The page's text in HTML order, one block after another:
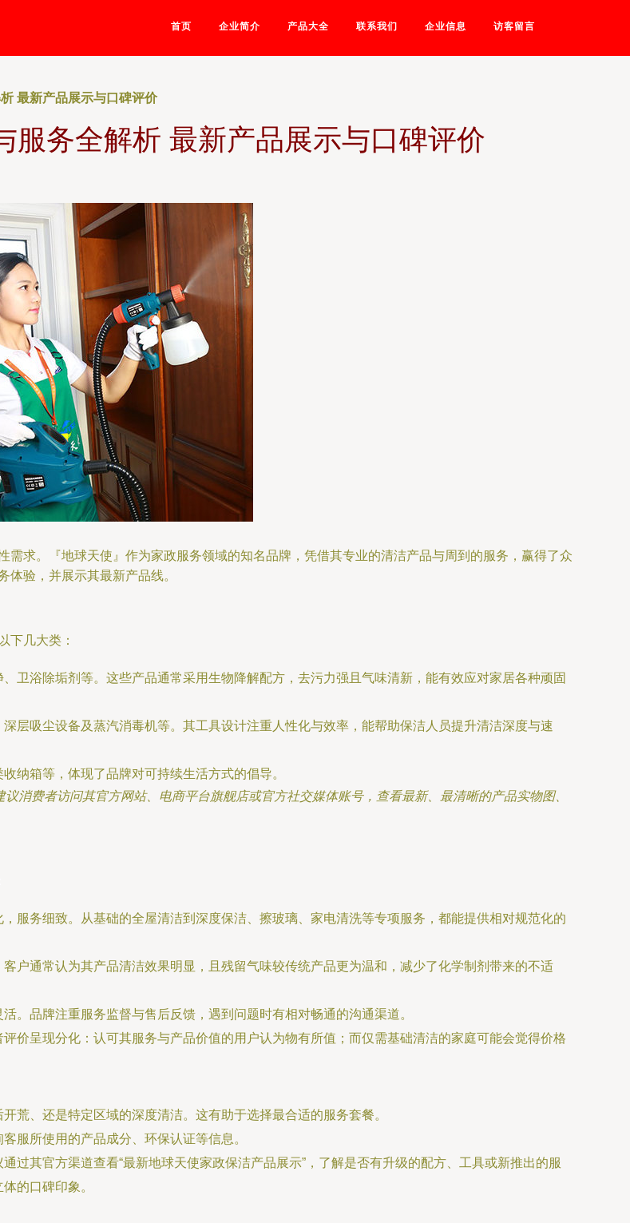
首页 企业简介 产品大全 联系我们 企业信息 访客留言
最新产品展示与口碑评价
服务全解析 最新产品展示与口碑评价
求。『地球天使』作为家政服务领域的知名品牌，凭借其专业的清洁产品与周到的服务，赢得了众
验，并展示其最新产品线。
下几大类：
卫浴除垢剂等。这些产品通常采用生物降解配方，去污力强且气味清新，能有效应对家居各种顽固
层吸尘设备及蒸汽消毒机等。其工具设计注重人性化与效率，能帮助保洁人员提升清洁深度与速
纳箱等，体现了品牌对可持续生活方式的倡导。
消费者访问其官方网站、电商平台旗舰店或官方社交媒体账号，查看最新、最清晰的产品实物图、
服务细致。从基础的全屋清洁到深度保洁、擦玻璃、家电清洗等专项服务，都能提供相对规范化的
户通常认为其产品清洁效果明显，且残留气味较传统产品更为温和，减少了化学制剂带来的不适
。品牌注重服务监督与售后反馈，遇到问题时有相对畅通的沟通渠道。
价呈现分化：认可其服务与产品价值的用户认为物有所值；而仅需基础清洁的家庭可能会觉得价格
荒、还是特定区域的深度清洁。这有助于选择最合适的服务套餐。
服所使用的产品成分、环保认证等信息。
过其官方渠道查看“最新地球天使家政保洁产品展示”，了解是否有升级的配方、工具或新推出的服
的口碑印象。